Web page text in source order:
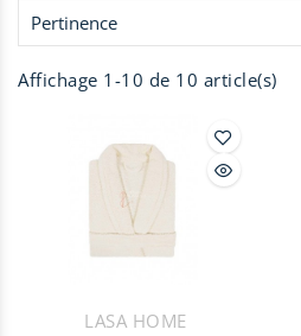
Pertinence
Affichage 1-10 de 10 article(s)
LASA HOME